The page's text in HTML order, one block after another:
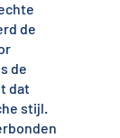
de
de
dat
stijl.